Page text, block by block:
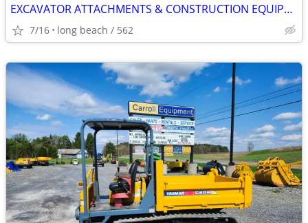
EXCAVATOR ATTACHMENTS & CONSTRUCTION EQUIPMENT ON SALE!!!
7/16 long beach / 562